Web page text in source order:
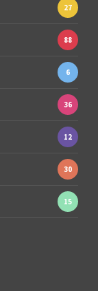
27
88
6
36
12
30
15